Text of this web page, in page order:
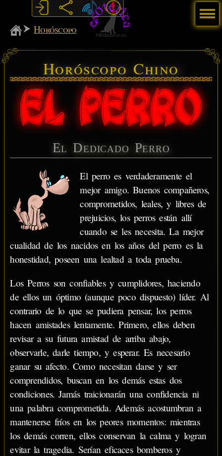
MiSabueso
Horóscopo
Horóscopo Chino
El Dedicado Perro
El perro es verdaderamente el
mejor amigo. Buenos compañeros,
comprometidos, leales, y libres de
prejuicios, los perros están allí
cuando se les necesita. La mejor
cualidad de los nacidos en los años del perro es la
honestidad, poseen una lealtad a toda prueba.
Los Perros son confiables y cumplidores, haciendo
de ellos un óptimo (aunque poco dispuesto) líder. Al
contrario de lo que se pudiera pensar, los perros
hacen amistades lentamente. Primero, ellos deben
revisar a su futura amistad de arriba abajo,
observarle, darle tiempo, y esperar. Es necesario
ganar su afecto. Como necesitan darse y ser
comprendidos, buscan en los demás estas dos
condiciones. Jamás traicionarán una confidencia ni
una palabra comprometida. Además acostumbran a
mantenerse fríos en los peores momentos: mientras
los demás corren, ellos conservan la calma y logran
evitar la tragedia. Serían eficaces bomberos y
Menú